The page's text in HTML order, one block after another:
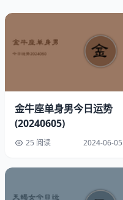
段:
下午3点至4点
财运6月22日幸运指南
幸运数字：9
金牛座单身男今日运势
(20240605)
25 阅读 2024-06-05